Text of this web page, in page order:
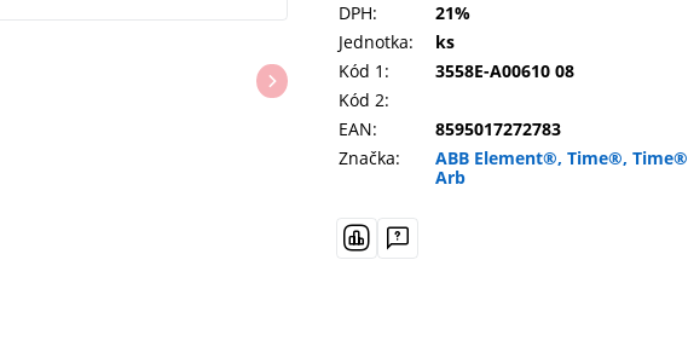
DPH:
21%
Jednotka:
ks
Kód 1:
3558E-A00610 08
Kód 2:
EAN:
8595017272783
Značka:
ABB Element®, Time®, Time®
Arb